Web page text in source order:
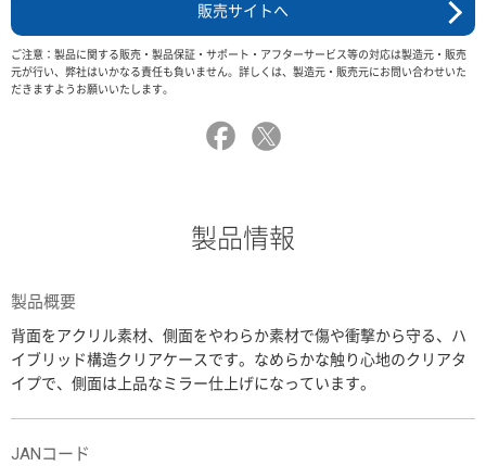
販売サイトへ
ご注意：製品に関する販売・製品保証・サポート・アフターサービス等の対応は製造元・販売
元が行い、弊社はいかなる責任も負いません。詳しくは、製造元・販売元にお問い合わせいた
だきますようお願いいたします。
製品情報
製品概要
背面をアクリル素材、側面をやわらか素材で傷や衝撃から守る、ハ
イブリッド構造クリアケースです。なめらかな触り心地のクリアタ
イプで、側面は上品なミラー仕上げになっています。
JANコード